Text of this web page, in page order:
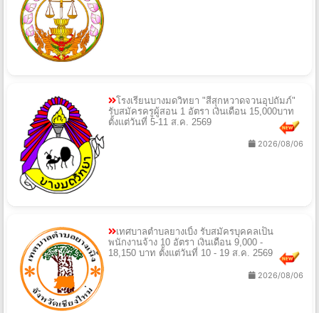
โรงเรียนบางมดวิทยา "สีสุกหวาดจวนอุปถัมภ์"
รับสมัครครูผู้สอน 1 อัตรา เงินเดือน 15,000บาท
ตั้งแต่วันที่ 5-11 ส.ค. 2569
2026/08/06
เทศบาลตำบลยางเบิ้ง รับสมัครบุคคลเป็น
พนักงานจ้าง 10 อัตรา เงินเดือน 9,000 -
18,150 บาท ตั้งแต่วันที่ 10 - 19 ส.ค. 2569
2026/08/06